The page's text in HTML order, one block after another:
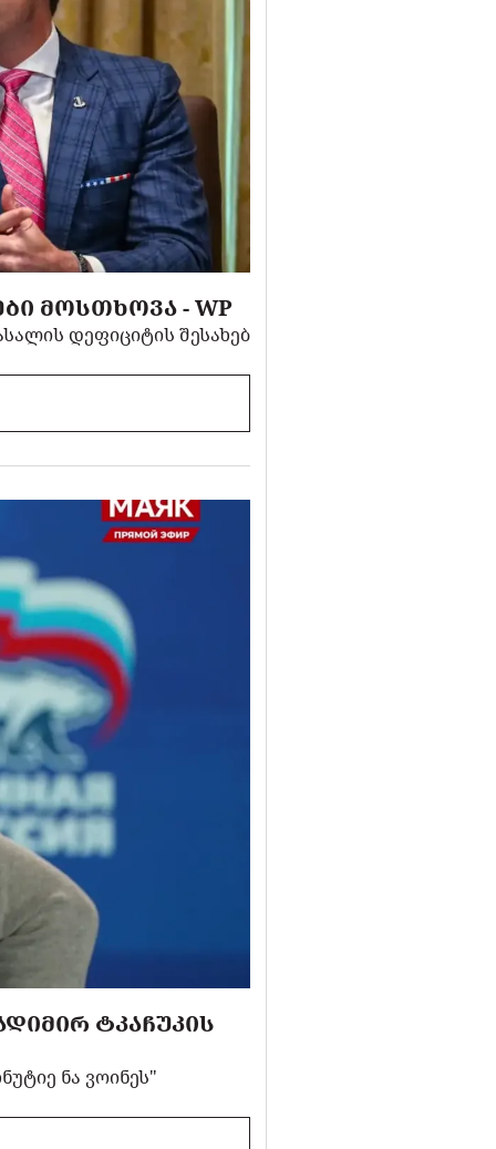
ᲛᲝᲡᲗᲮᲝᲕᲐ - WP
დეფიციტის შესახებ
ᲢᲙᲐᲩᲣᲙᲘᲡ
ნა ვოინეს"